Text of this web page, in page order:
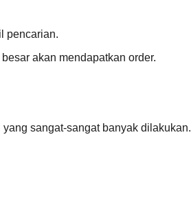
pencarian.
akan mendapatkan order.
sangat-sangat banyak dilakukan.